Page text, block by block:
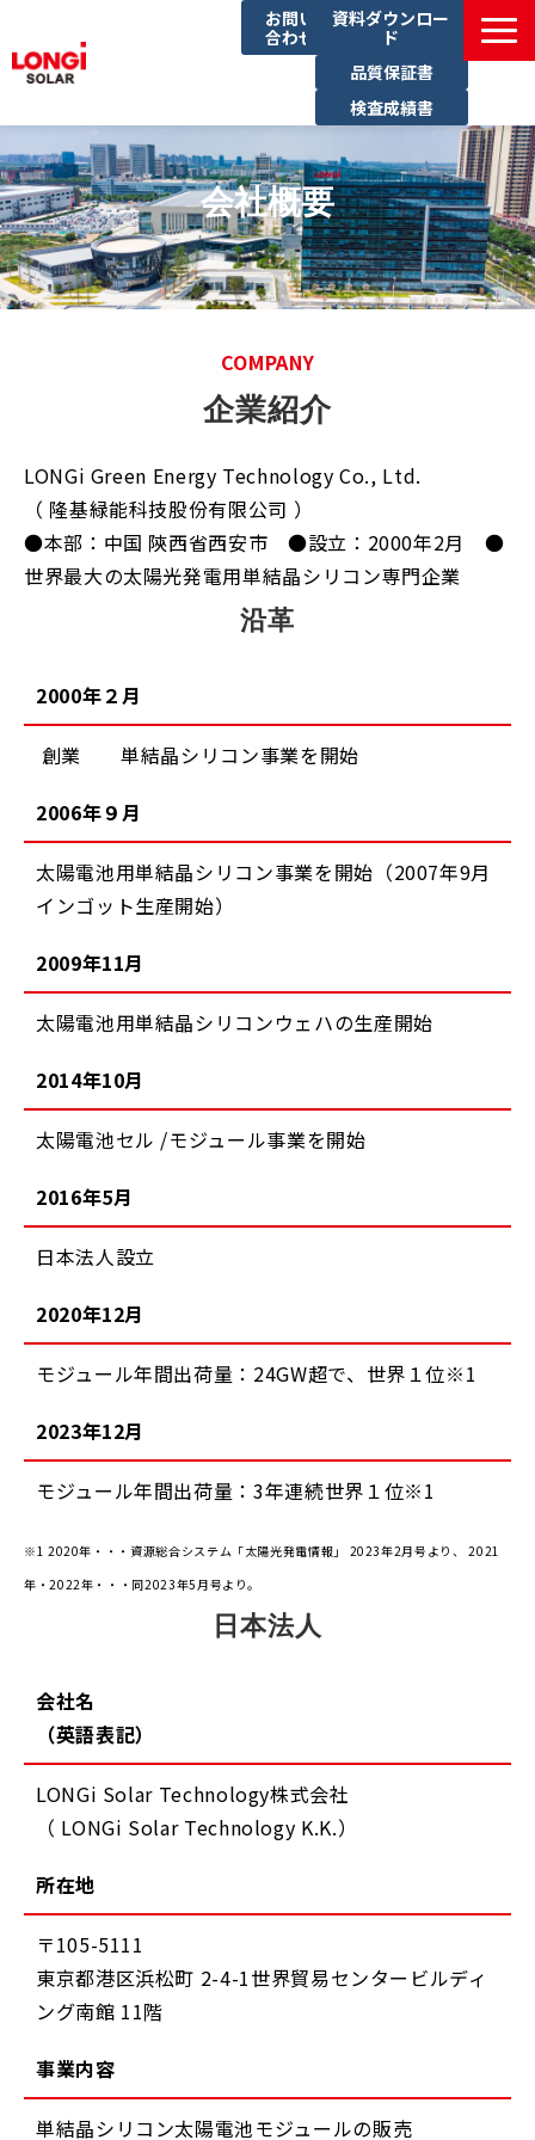
お問い
合わせ
資料ダウンロー
ド
品質保証書
検査成績書
導入事例
イベント一覧
ブログ
会社概要
COMPANY
企業紹介
LONGi Green Energy Technology Co., Ltd.
（ 隆基緑能科技股份有限公司 ）
●本部：中国 陝西省西安市 ●設立：2000年2月 ●
世界最大の太陽光発電用単結晶シリコン専門企業
沿革
2000年２月
創業 単結晶シリコン事業を開始
2006年９月
太陽電池用単結晶シリコン事業を開始（2007年9月
インゴット生産開始）
2009年11月
太陽電池用単結晶シリコンウェハの生産開始
2014年10月
太陽電池セル /モジュール事業を開始
2016年5月
日本法人設立
2020年12月
モジュール年間出荷量：24GW超で、世界１位※1
2023年12月
モジュール年間出荷量：3年連続世界１位※1
※1 2020年・・・資源総合システム「太陽光発電情報」 2023年2月号より、 2021
年・2022年・・・同2023年5月号より。
日本法人
会社名
（英語表記）
LONGi Solar Technology株式会社
（ LONGi Solar Technology K.K.）
所在地
〒105-5111
東京都港区浜松町 2-4-1世界貿易センタービルディ
ング南館 11階
事業内容
単結晶シリコン太陽電池モジュールの販売